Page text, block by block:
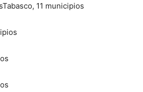
11 municipios